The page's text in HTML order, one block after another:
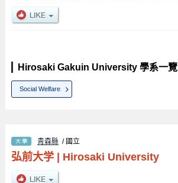
Hirosaki Gakuin University 學系一覽
Social Welfare
青森縣 / 國立
弘前大学| Hirosaki University